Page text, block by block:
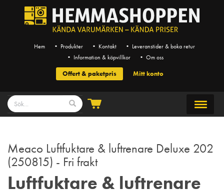
Hem • Produkter • Kontakt
• Leveranstider & boka retur
• Information & köpvillkor
• Om oss
Offert & paketpris Mitt konto
Meaco Luftfuktare & luftrenare Deluxe 202
(250815) - Fri frakt
Luftfuktare & luftrenare